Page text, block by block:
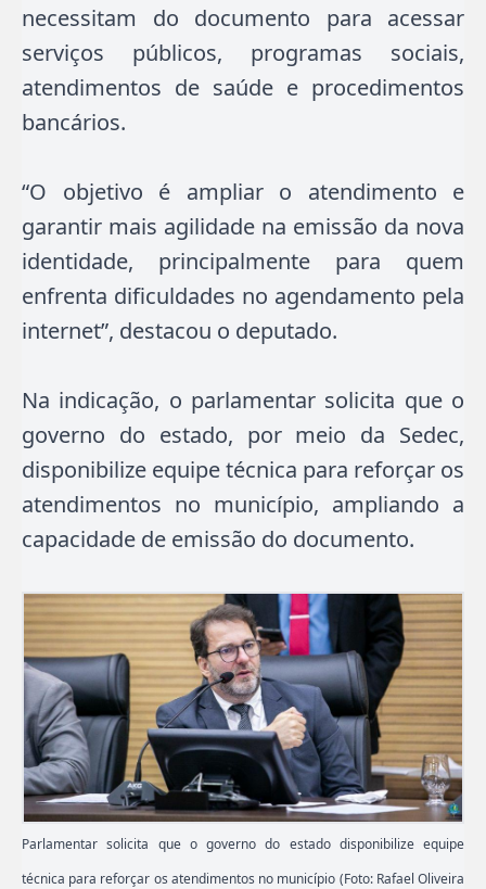
necessitam do documento para acessar
serviços públicos, programas sociais,
atendimentos de saúde e procedimentos
bancários.
“O objetivo é ampliar o atendimento e
garantir mais agilidade na emissão da nova
identidade, principalmente para quem
enfrenta dificuldades no agendamento pela
internet”, destacou o deputado.
Na indicação, o parlamentar solicita que o
governo do estado, por meio da Sedec,
disponibilize equipe técnica para reforçar os
atendimentos no município, ampliando a
capacidade de emissão do documento.
Parlamentar solicita que o governo do estado disponibilize equipe
técnica para reforçar os atendimentos no município (Foto: Rafael Oliveira